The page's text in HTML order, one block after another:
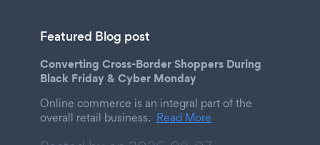
Featured Blog post
Converting Cross-Border Shoppers During
Black Friday & Cyber Monday
Online commerce is an integral part of the
overall retail business. Read More